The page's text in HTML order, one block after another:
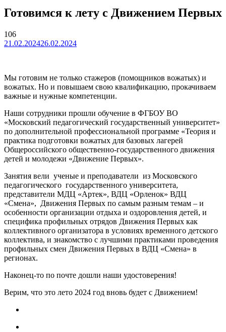
Готовимся к лету с Движением Первых
106
21.02.202426.02.2024
Мы готовим не только стажеров (помощников вожатых) и
вожатых. Но и повышаем свою квалификацию, прокачиваем
важные и нужные компетенции.
Наши сотрудники прошли обучение в ФГБОУ ВО
«Московский педагогический государственный университет»
по дополнительной профессиональной программе «Теория и
практика подготовки вожатых для базовых лагерей
Общероссийского общественно-государственного движения
детей и молодежи «Движение Первых».
Занятия вели ученые и преподаватели из Московского
педагогического государственного университета,
представители МДЦ «Артек», ВДЦ «Орленок» ВДЦ
«Смена», Движения Первых по самым разным темам – и
особенности организации отдыха и оздоровления детей, и
специфика профильных отрядов Движения Первых как
коллективного организатора в условиях временного детского
коллектива, и знакомство с лучшими практиками проведения
профильных смен Движения Первых в ВДЦ «Смена» в
регионах.
Наконец-то по почте дошли наши удостоверения!
Верим, что это лето 2024 год вновь будет с Движением!